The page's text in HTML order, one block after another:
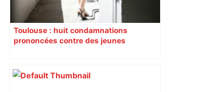
Toulouse : huit condamnations
prononcées contre des jeunes